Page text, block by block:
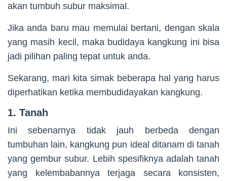
akan tumbuh subur maksimal.
Jika anda baru mau memulai bertani, dengan skala
yang masih kecil, maka budidaya kangkung ini bisa
jadi pilihan paling tepat untuk anda.
Sekarang, mari kita simak beberapa hal yang harus
diperhatikan ketika membudidayakan kangkung.
1. Tanah
Ini sebenarnya tidak jauh berbeda dengan
tumbuhan lain, kangkung pun ideal ditanam di tanah
yang gembur subur. Lebih spesifiknya adalah tanah
yang kelembabannya terjaga secara konsisten,